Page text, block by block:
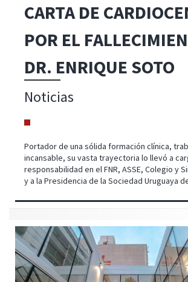
CARTA DE
POR EL
DR. ENRIQUE SOTO
Noticias
Portador de una sólida formación clínica,
incansable, su vasta trayectoria lo llevó a
responsabilidad en el FNR, ASSE, Colegio y
y a la Presidencia de la Sociedad Uruguaya